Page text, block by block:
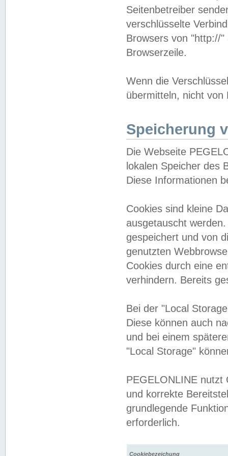
Seitenbetreiber
verschlüsselte
Browsers von "http://
Browserzeile.
Wenn die
übermitteln, nicht von
Speicherung
Die Webseite
lokalen Speicher des
Diese Informationen
Cookies sind kleine
ausgetauscht
gespeichert und von
genutzten
Cookies durch eine
verhindern. Bereits
Bei der "Local
Diese können auch
und bei einem
"Local Storage"
PEGELONLINE nutzt
und korrekte
grundlegende
erforderlich.
Cookiebezeichung